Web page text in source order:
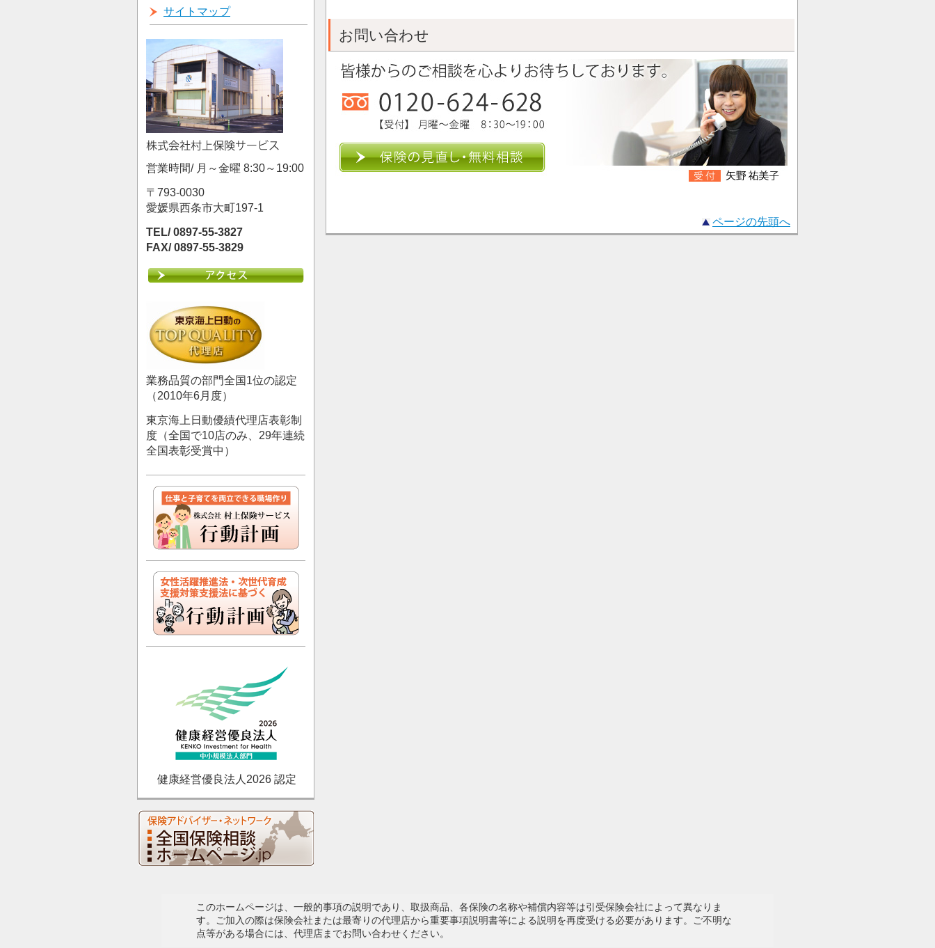
お問い合わせ
ページの先頭へ
サイトマップ
営業時間/ 月～金曜 8:30～19:00
〒793-0030
愛媛県西条市大町197-1
TEL/ 0897-55-3827
FAX/ 0897-55-3829
業務品質の部門全国1位の認定
（2010年6月度）
東京海上日動優績代理店表彰制
度（全国で10店のみ、29年連続
全国表彰受賞中）
健康経営優良法人2026 認定
このホームページは、一般的事項の説明であり、取扱商品、各保険の名称や補償内容等は引受保険会社によって異なりま
す。ご加入の際は保険会社または最寄りの代理店から重要事項説明書等による説明を再度受ける必要があります。ご不明な
点等がある場合には、代理店までお問い合わせください。